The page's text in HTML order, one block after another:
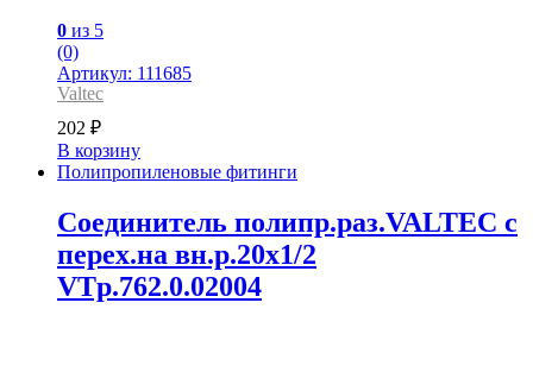
0 из 5
(0)
Артикул: 111685
Valtec
202 ₽
В корзину
Полипропиленовые фитинги
Соединитель полипр.раз.VALTEC с
перех.на вн.р.20х1/2
VTp.762.0.02004